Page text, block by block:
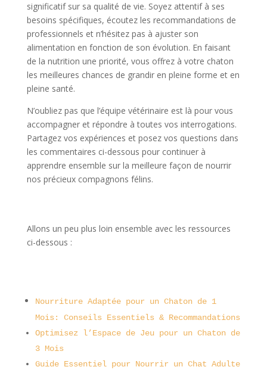
significatif sur sa qualité de vie. Soyez attentif à ses
besoins spécifiques, écoutez les recommandations de
professionnels et n’hésitez pas à ajuster son
alimentation en fonction de son évolution. En faisant
de la nutrition une priorité, vous offrez à votre chaton
les meilleures chances de grandir en pleine forme et en
pleine santé.
N’oubliez pas que l’équipe vétérinaire est là pour vous
accompagner et répondre à toutes vos interrogations.
Partagez vos expériences et posez vos questions dans
les commentaires ci-dessous pour continuer à
apprendre ensemble sur la meilleure façon de nourrir
nos précieux compagnons félins.
Allons un peu plus loin ensemble avec les ressources
ci-dessous :
Nourriture Adaptée pour un Chaton de 1
Mois: Conseils Essentiels & Recommandations
Optimisez l’Espace de Jeu pour un Chaton de
3 Mois
Guide Essentiel pour Nourrir un Chat Adulte